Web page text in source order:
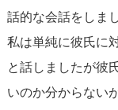
話的な会話をしま
私は単純に彼氏に
と話しましたが彼
いのか分からない